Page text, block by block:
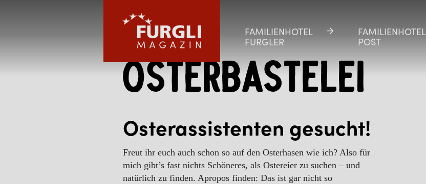
FAMILIENHOTEL
FURGLER
FAMILIENHOTEL
POST
FAMILIENHOTEL
FURGLER
FAMILIENHOTEL
POST
FURGLI HOTELS
KINDER
Bunte
Osterbastelei
Osterassistenten gesucht!
Freut ihr euch auch schon so auf den Osterhasen wie ich? Also für
mich gibt’s fast nichts Schöneres, als Ostereier zu suchen – und
natürlich zu finden. Apropos finden: Das ist gar nicht so